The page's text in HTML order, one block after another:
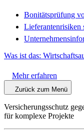
Bonitätsprüfung
Lieferantenrisiken
Was ist das:
Mehr erfahren
Zurück zum Menü
Versicherungsschutz
für komplexe Projekte